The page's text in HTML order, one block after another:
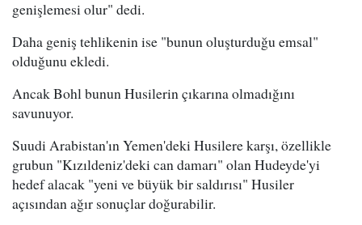
genişlemesi olur" dedi.
Daha geniş tehlikenin ise "bunun oluşturduğu emsal"
olduğunu ekledi.
Ancak Bohl bunun Husilerin çıkarına olmadığını
savunuyor.
Suudi Arabistan'ın Yemen'deki Husilere karşı, özellikle
grubun "Kızıldeniz'deki can damarı" olan Hudeyde'yi
hedef alacak "yeni ve büyük bir saldırısı" Husiler
açısından ağır sonuçlar doğurabilir.